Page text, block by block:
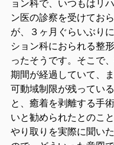
ョン科で、いつもはリ
ン医の診察を受けてお
が、３ヶ月ぐらいぶり
ション科におられる整
ったそうです。そこで
期間が経過していて、
可動域制限が残ってい
と、癒着を剥離する手
いと勧められたとのこと
やり取りを実際に聞い